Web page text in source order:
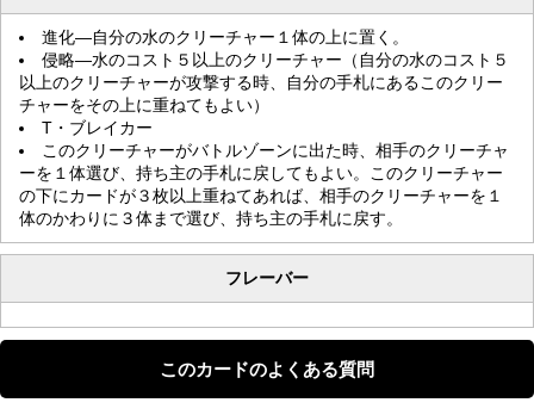
進化―自分の水のクリーチャー１体の上に置く。
侵略―水のコスト５以上のクリーチャー（自分の水のコスト５
以上のクリーチャーが攻撃する時、自分の手札にあるこのクリー
チャーをその上に重ねてもよい）
T・ブレイカー
このクリーチャーがバトルゾーンに出た時、相手のクリーチャ
ーを１体選び、持ち主の手札に戻してもよい。このクリーチャー
の下にカードが３枚以上重ねてあれば、相手のクリーチャーを１
体のかわりに３体まで選び、持ち主の手札に戻す。
フレーバー
このカードのよくある質問